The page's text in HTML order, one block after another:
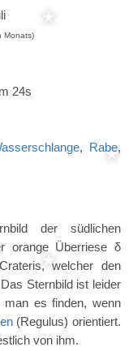
Monats)
24s
, Rabe,
der südlichen
orange Überriese δ
welcher den
Sternbild ist leider
man es finden, wenn
(Regulus) orientiert.
von ihm.